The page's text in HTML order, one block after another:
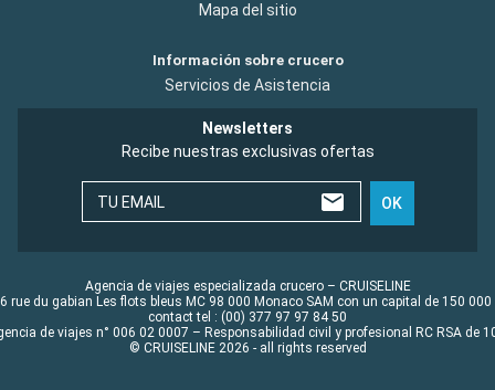
Mapa del sitio
Información sobre crucero
Servicios de Asistencia
Newsletters
Recibe nuestras exclusivas ofertas
TU EMAIL OK
Agencia de viajes especializada crucero – CRUISELINE
rue du gabian Les flots bleus MC 98 000 Monaco SAM con un capital de 150 000
contact tel : (00) 377 97 97 84 50
de viajes n° 006 02 0007 – Responsabilidad civil y profesional RC RSA de
© CRUISELINE 2026 - all rights reserved